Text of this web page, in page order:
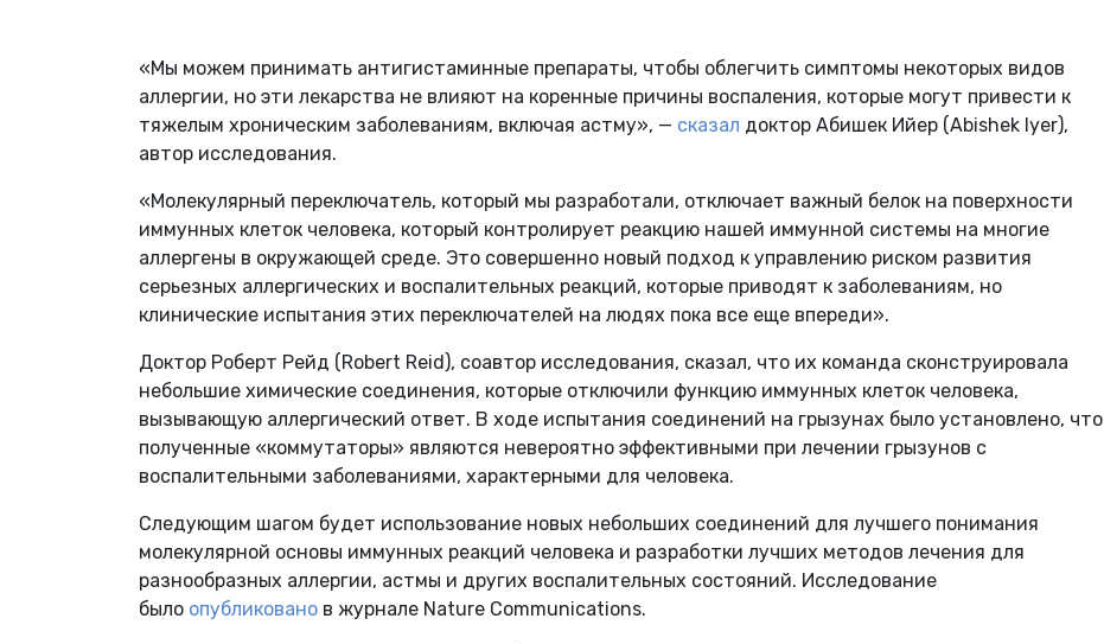
«Мы можем принимать антигистаминные препараты, чтобы облегчить симптомы некоторых видов
аллергии, но эти лекарства не влияют на коренные причины воспаления, которые могут привести к
тяжелым хроническим заболеваниям, включая астму», — сказал доктор Абишек Ийер (Abishek Iyer),
автор исследования.
«Молекулярный переключатель, который мы разработали, отключает важный белок на поверхности
иммунных клеток человека, который контролирует реакцию нашей иммунной системы на многие
аллергены в окружающей среде. Это совершенно новый подход к управлению риском развития
серьезных аллергических и воспалительных реакций, которые приводят к заболеваниям, но
клинические испытания этих переключателей на людях пока все еще впереди».
Доктор Роберт Рейд (Robert Reid), соавтор исследования, сказал, что их команда сконструировала
небольшие химические соединения, которые отключили функцию иммунных клеток человека,
вызывающую аллергический ответ. В ходе испытания соединений на грызунах было установлено, что
полученные «коммутаторы» являются невероятно эффективными при лечении грызунов с
воспалительными заболеваниями, характерными для человека.
Следующим шагом будет использование новых небольших соединений для лучшего понимания
молекулярной основы иммунных реакций человека и разработки лучших методов лечения для
разнообразных аллергии, астмы и других воспалительных состояний. Исследование
было опубликовано в журнале Nature Communications.